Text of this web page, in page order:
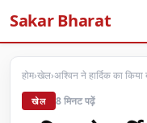
Sakar Bharat
होम›खेल›अश्विन ने हार्दिक का
खेल 8 मिनट पढ़ें